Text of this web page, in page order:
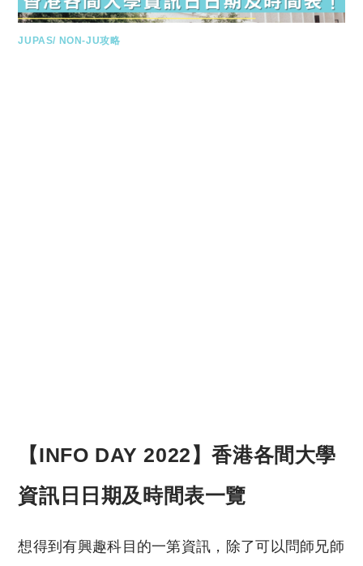
JUPAS/ NON-JU攻略
【INFO DAY 2022】香港各間大學
資訊日日期及時間表一覽
想得到有興趣科目的一第資訊，除了可以問師兄師